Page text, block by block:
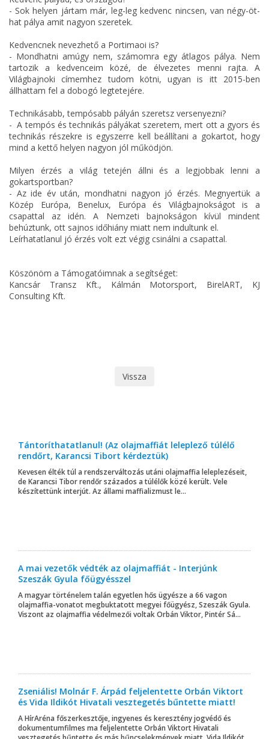
- Sok helyen jártam már, leg-leg kedvenc nincsen, van négy-öt-
hat pálya amit nagyon szeretek.
Kedvencnek nevezhető a Portimaoi is?
- Mondhatni amúgy nem, számomra egy átlagos pálya. Nem
tartozik a kedvenceim közé, de élvezetes menni rajta. A
Világbajnoki címemhez tudom kötni, ugyan is itt 2015-ben
állhattam fel a dobogó legtetejére.
Technikásabb, tempósabb pályán szeretsz versenyezni?
- A tempós és technikás pályákat szeretem, mert ott a gyors és
technikás részekre is egyszerre kell beállítani a gokartot, hogy
mind a kettő helyen nagyon jól működjön.
Milyen érzés a világ tetején állni és a legjobbak lenni a
gokartsportban?
- Az ide év után, mondhatni nagyon jó érzés. Megnyertük a
Közép Európa, Benelux, Európa és Világbajnokságot is a
csapattal az idén. A Nemzeti bajnokságon kívül mindent
behúztunk, ott sajnos időhiány miatt nem indultunk el.
Leírhatatlanul jó érzés volt ezt végig csinálni a csapattal.
Köszönöm a Támogatóimnak a segítséget:
Kancsár Transz Kft., Kálmán Motorsport, BirelART, KJ
Consulting Kft.
Vissza
Tántoríthatatlanul! (Az olajmaffiát leleplező túlélő
rendőrt, Karancsi Tibort kérdeztük)
Kevesen élték túl a rendszerváltozás utáni olajmaffia leleplezéseit,
de Karancsi Tibor rendőr százados a túlélők közé került. Vele
készítettünk interjút. Az állami maffializmust le...
A mai vezetők védték az olajmaffiát - Interjúnk
Szeszák Gyula főügyésszel
A magyar történelem talán egyetlen hős ügyésze a 66 vagon
olajmaffia-vonatot megbuktatott megyei főügyész, Szeszák Gyula.
Viszont az olajmaffia védelmezői voltak Orbán Viktor, Pintér Sá...
Zseniális! Molnár F. Árpád feljelentette Orbán Viktort
és Vida Ildikót Hivatali vesztegetés bűntette miatt!
A HírAréna főszerkesztője, ingyenes és keresztény jogvédő és
dokumentumfilmes ma feljelentette Orbán Viktort Hivatali